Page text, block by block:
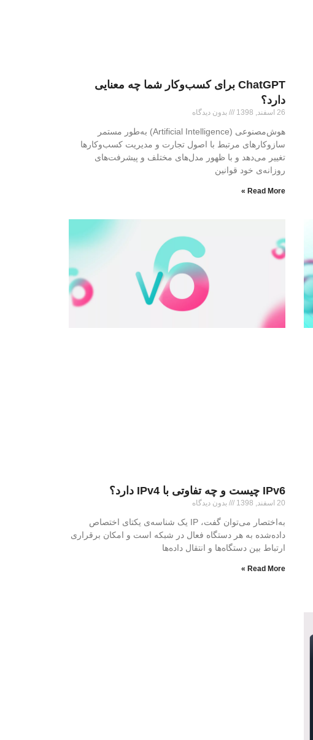
ChatGPT برای کسب‌و‌کار شما چه معنایی
دارد؟
26 اسفند, 1398 بدون دیدگاه
هوش‌مصنوعی (Artificial Intelligence) به‌طور مستمر
سازوکار‌های مرتبط با اصول تجارت و مدیریت کسب‌وکارها
تغییر می‌دهد و با ظهور مدل‌های مختلف و پیشرفت‌های
روزانه‌ی خود قوانین
Read More »
IPv6 چیست و چه تفاوتی با IPv4 دارد؟
20 اسفند, 1398 بدون دیدگاه
به‌اختصار می‌توان گفت، IP یک شناسه‌‌ی یکتای اختصاص
داده‌شده به هر دستگاه فعال در شبکه است و امکان برقراری
ارتباط بین دستگاه‌ها و انتقال داده‌ها
Read More »